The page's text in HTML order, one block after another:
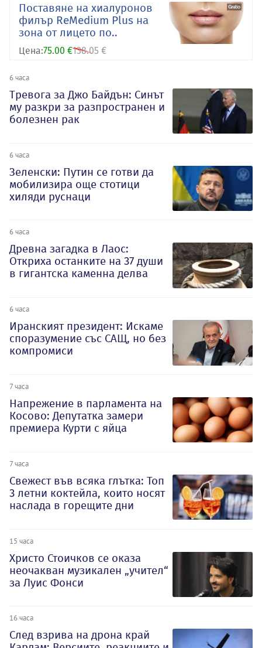
Поставяне на хиалуронов
филър ReMedium Plus на
зона от лицето по..
Цена:75.00 €138.05 €
6 часа
Тревога за Джо Байдън: Синът
му разкри за разпространен и
болезнен рак
6 часа
Зеленски: Путин се готви да
мобилизира още стотици
хиляди руснаци
6 часа
Древна загадка в Лаос:
Откриха останките на 37 души
в гигантска каменна делва
6 часа
Иранският президент: Искаме
споразумение със САЩ, но без
компромиси
7 часа
Напрежение в парламента на
Косово: Депутатка замери
премиера Курти с яйца
7 часа
Свежест във всяка глътка: Топ
3 летни коктейла, които носят
наслада в горещите дни
15 часа
Христо Стоичков се оказа
неочакван музикален „учител“
за Луис Фонси
16 часа
След взрива на дрона край